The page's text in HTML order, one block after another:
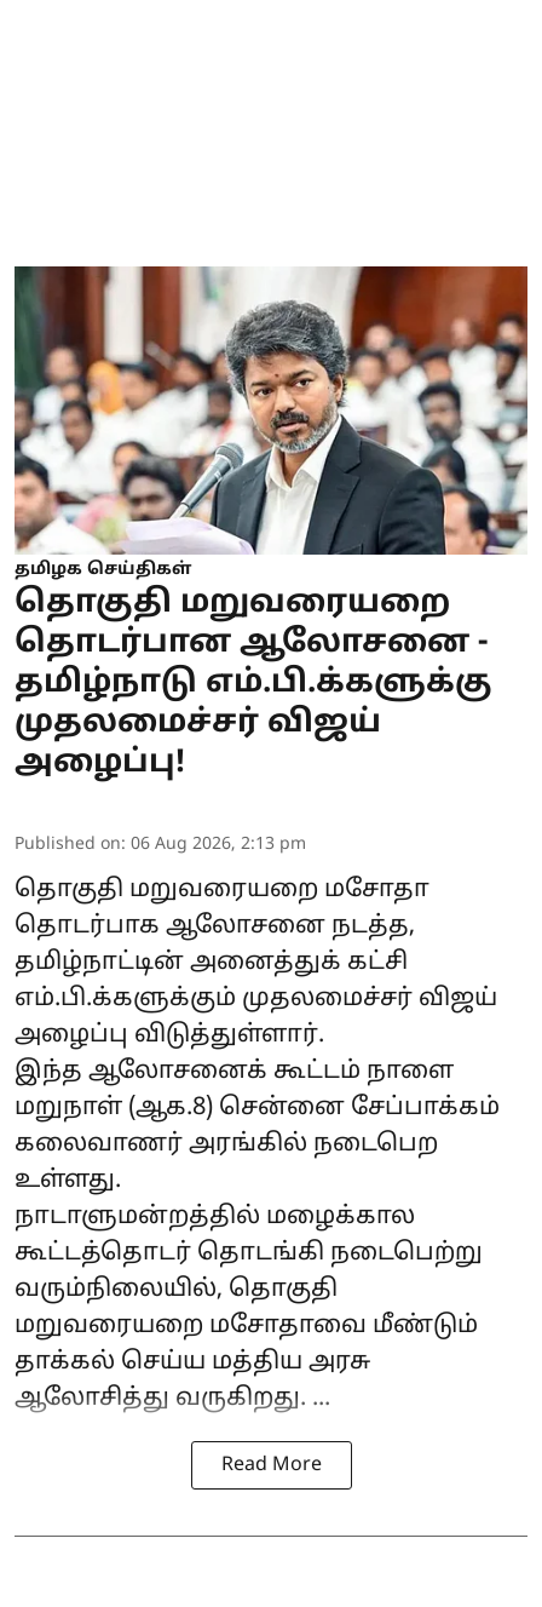
தமிழக செய்திகள்
தொகுதி மறுவரையறை
தொடர்பான ஆலோசனை -
தமிழ்நாடு எம்.பி.க்களுக்கு
முதலமைச்சர் விஜய்
அழைப்பு!
Published on: 06 Aug 2026, 2:13 pm
தொகுதி மறுவரையறை மசோதா
தொடர்பாக ஆலோசனை நடத்த,
தமிழ்நாட்டின் அனைத்துக் கட்சி
எம்.பி.க்களுக்கும் முதலமைச்சர் விஜய்
அழைப்பு விடுத்துள்ளார்.
இந்த ஆலோசனைக் கூட்டம் நாளை
மறுநாள் (ஆக.8) சென்னை சேப்பாக்கம்
கலைவாணர் அரங்கில் நடைபெற
உள்ளது.
நாடாளுமன்றத்தில் மழைக்கால
கூட்டத்தொடர் தொடங்கி நடைபெற்று
வரும்நிலையில், தொகுதி
மறுவரையறை மசோதாவை மீண்டும்
தாக்கல் செய்ய மத்திய அரசு
ஆலோசித்து வருகிறது. ...
Read More